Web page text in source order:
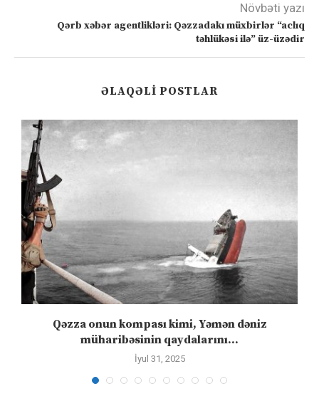
Növbəti yazı
Qərb xəbər agentlikləri: Qəzzadakı müxbirlər “aclıq
təhlükəsi ilə” üz-üzədir
ƏLAQƏLI POSTLAR
Qəzza onun kompası kimi, Yəmən dəniz
müharibəsinin qaydalarını...
İyul 31, 2025